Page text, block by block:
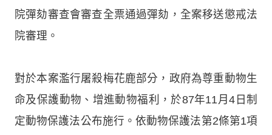
院彈劾審查會審查全票通過彈劾，全案移送懲戒法
院審理。
對於本案濫行屠殺梅花鹿部分，政府為尊重動物生
命及保護動物、增進動物福利，於87年11月4日制
定動物保護法公布施行。依動物保護法第2條第1項